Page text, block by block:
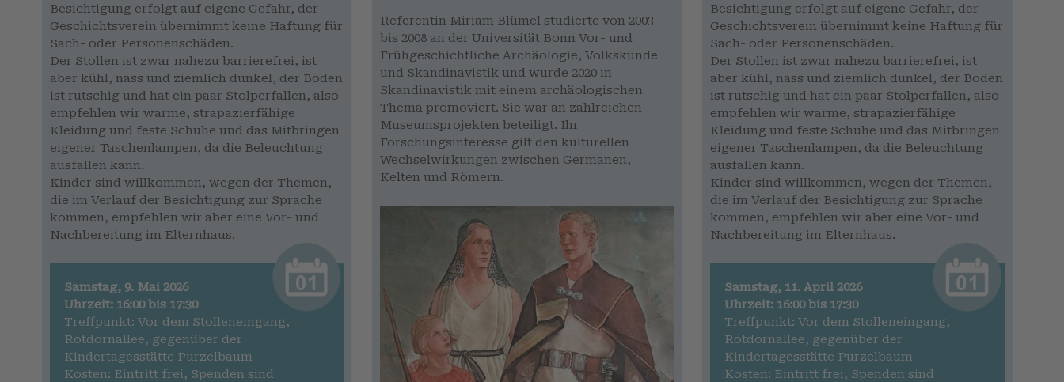
Besichtigung erfolgt auf eigene Gefahr, der
Geschichtsverein übernimmt keine Haftung für
Sach- oder Personenschäden.
Der Stollen ist zwar nahezu barrierefrei, ist
aber kühl, nass und ziemlich dunkel, der Boden
ist rutschig und hat ein paar Stolperfallen, also
empfehlen wir warme, strapazierfähige
Kleidung und feste Schuhe und das Mitbringen
eigener Taschenlampen, da die Beleuchtung
ausfallen kann.
Kinder sind willkommen, wegen der Themen,
die im Verlauf der Besichtigung zur Sprache
kommen, empfehlen wir aber eine Vor- und
Nachbereitung im Elternhaus.
Samstag, 9. Mai 2026
Uhrzeit: 16:00 bis 17:30
Treffpunkt: Vor dem Stolleneingang,
Rotdornallee, gegenüber der
Kindertagesstätte Purzelbaum
Kosten: Eintritt frei, Spenden sind
Referentin Miriam Blümel studierte von 2003
bis 2008 an der Universität Bonn Vor- und
Frühgeschichtliche Archäologie, Volkskunde
und Skandinavistik und wurde 2020 in
Skandinavistik mit einem archäologischen
Thema promoviert. Sie war an zahlreichen
Museumsprojekten beteiligt. Ihr
Forschungsinteresse gilt den kulturellen
Wechselwirkungen zwischen Germanen,
Kelten und Römern.
Besichtigung erfolgt auf eigene Gefahr, der
Geschichtsverein übernimmt keine Haftung für
Sach- oder Personenschäden.
Der Stollen ist zwar nahezu barrierefrei, ist
aber kühl, nass und ziemlich dunkel, der Boden
ist rutschig und hat ein paar Stolperfallen, also
empfehlen wir warme, strapazierfähige
Kleidung und feste Schuhe und das Mitbringen
eigener Taschenlampen, da die Beleuchtung
ausfallen kann.
Kinder sind willkommen, wegen der Themen,
die im Verlauf der Besichtigung zur Sprache
kommen, empfehlen wir aber eine Vor- und
Nachbereitung im Elternhaus.
Samstag, 11. April 2026
Uhrzeit: 16:00 bis 17:30
Treffpunkt: Vor dem Stolleneingang,
Rotdornallee, gegenüber der
Kindertagesstätte Purzelbaum
Kosten: Eintritt frei, Spenden sind